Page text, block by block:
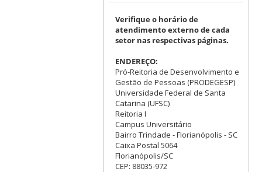
Verifique o horário de
atendimento externo de cada
setor nas respectivas páginas.
ENDEREÇO:
Pró-Reitoria de Desenvolvimento e
Gestão de Pessoas (PRODEGESP)
Universidade Federal de Santa
Catarina (UFSC)
Reitoria I
Campus Universitário
Bairro Trindade - Florianópolis - SC
Caixa Postal 5064
Florianópolis/SC
CEP: 88035-972